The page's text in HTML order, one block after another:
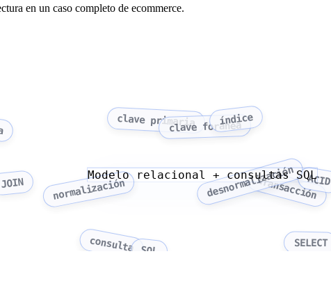
en un caso completo de ecommerce.
clave primariaclave foránea
índice
JOIN normalización desnormalización
transacciónACID
consulta SQL
SELECT
Modelo relacional + consultas SQL